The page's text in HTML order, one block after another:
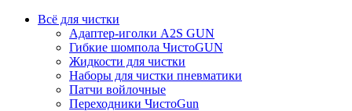
Всё для чистки
Адаптер-иголки A2S GUN
Гибкие шомпола ЧистоGUN
Жидкости для чистки
Наборы для чистки пневматики
Патчи войлочные
Переходники ЧистоGun